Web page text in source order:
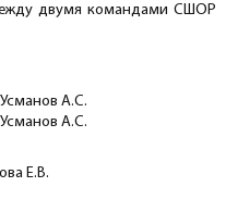
двумя командами СШОР
А.С.
А.С.
Е.В.